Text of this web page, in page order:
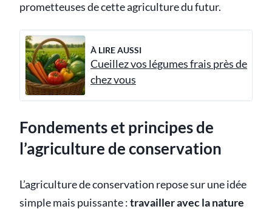
prometteuses de cette agriculture du futur.
À LIRE AUSSI
Cueillez vos légumes frais près de
chez vous
Fondements et principes de
l’agriculture de conservation
L’agriculture de conservation repose sur une idée
simple mais puissante :travailler avec la nature